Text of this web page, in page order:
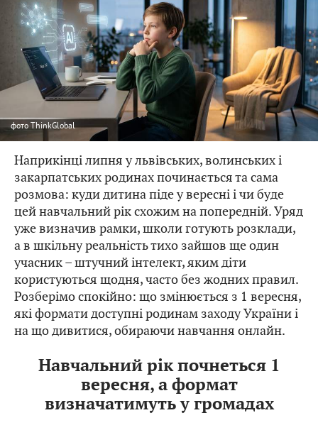
фото ThinkGlobal
Наприкінці липня у львівських, волинських і
закарпатських родинах починається та сама
розмова: куди дитина піде у вересні і чи буде
цей навчальний рік схожим на попередній. Уряд
уже визначив рамки, школи готують розклади,
а в шкільну реальність тихо зайшов ще один
учасник – штучний інтелект, яким діти
користуються щодня, часто без жодних правил.
Розберімо спокійно: що змінюється з 1 вересня,
які формати доступні родинам заходу України і
на що дивитися, обираючи навчання онлайн.
Навчальний рік почнеться 1
вересня, а формат
визначатимуть у громадах